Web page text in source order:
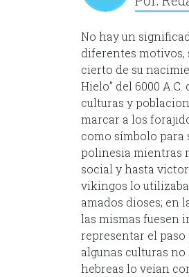
No hay un
diferentes motivos,
cierto de su
Hielo” del 6000
culturas y
marcar a los
como símbolo para
polinesia mientras
social y hasta
vikingos lo
amados dioses; en
las mismas fuesen
representar el paso
algunas culturas
hebreas lo veían